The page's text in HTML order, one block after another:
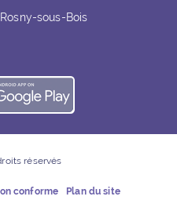
sous-Bois
l’application iOS
réservés
conforme Plan du site